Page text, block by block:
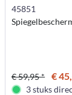
45851
€ 59,95 * €
3 stuks